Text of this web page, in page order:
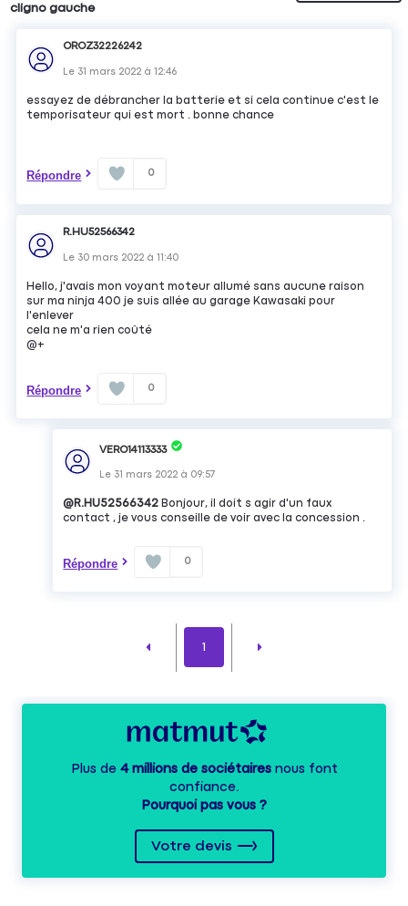
cligno gauche
OROZ32226242
Le 31 mars 2022 à12:46
essayez de débrancher la batterie et si cela continue c'est le
temporisateur qui est mort . bonne chance
Répondre 0
R.HU52566342
Le 30 mars 2022 à11:40
Hello, j'avais mon voyant moteur allumé sans aucune raison
sur ma ninja 400 je suis allée au garage Kawasaki pour
l'enlever
cela ne m'a rien coûté
@+
Répondre 0
VERO14113333
Le 31 mars 2022 à 09:57
@R.HU52566342 Bonjour, il doit s agir d'un faux
contact , je vous conseille de voir avec la concession .
Répondre 0
1
Plus de 4 millions de sociétairesnous font
confiance.
Pourquoi pas vous ?
Votre devis